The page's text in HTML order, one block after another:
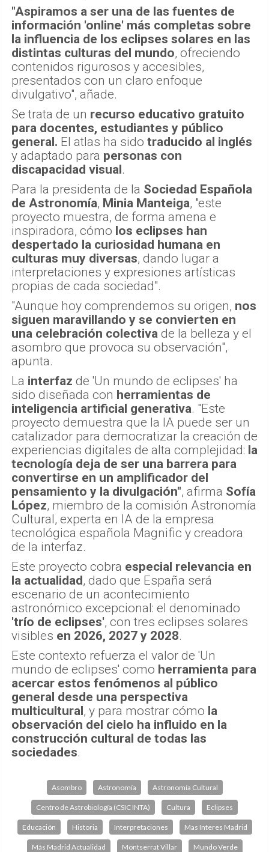
"Aspiramos a ser una de las fuentes de
información 'online' más completas sobre
la influencia de los eclipses solares en las
distintas culturas del mundo, ofreciendo
contenidos rigurosos y accesibles,
presentados con un claro enfoque
divulgativo", añade.
Se trata de un recurso educativo gratuito
para docentes, estudiantes y público
general. El atlas ha sido traducido al inglés
y adaptado para personas con
discapacidad visual.
Para la presidenta de la Sociedad Española
de Astronomía, Minia Manteiga, "este
proyecto muestra, de forma amena e
inspiradora, cómo los eclipses han
despertado la curiosidad humana en
culturas muy diversas, dando lugar a
interpretaciones y expresiones artísticas
propias de cada sociedad".
"Aunque hoy comprendemos su origen, nos
siguen maravillando y se convierten en
una celebración colectiva de la belleza y el
asombro que provoca su observación",
apunta.
La interfaz de 'Un mundo de eclipses' ha
sido diseñada con herramientas de
inteligencia artificial generativa. "Este
proyecto demuestra que la IA puede ser un
catalizador para democratizar la creación de
experiencias digitales de alta complejidad: la
tecnología deja de ser una barrera para
convertirse en un amplificador del
pensamiento y la divulgación", afirma Sofía
López, miembro de la comisión Astronomía
Cultural, experta en IA de la empresa
tecnológica española Magnific y creadora
de la interfaz.
Este proyecto cobra especial relevancia en
la actualidad, dado que España será
escenario de un acontecimiento
astronómico excepcional: el denominado
'trío de eclipses', con tres eclipses solares
visibles en 2026, 2027 y 2028.
Este contexto refuerza el valor de 'Un
mundo de eclipses' como herramienta para
acercar estos fenómenos al público
general desde una perspectiva
multicultural, y para mostrar cómo la
observación del cielo ha influido en la
construcción cultural de todas las
sociedades.
Asombro Astronomía Astronomía Cultural
Centro de Astrobiología (CSIC INTA) Cultura Eclipses
Educación Historia Interpretaciones Mas Interes Madrid
Más Madrid Actualidad Montserrat Villar Mundo Verde